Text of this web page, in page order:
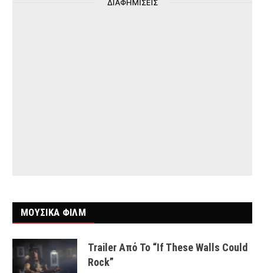
ΔΙΑΦΗΜΙΣΕΙΣ
ΜΟΥΣΙΚΑ ΦΙΛΜ
Trailer Από Το “If These Walls Could
Rock”